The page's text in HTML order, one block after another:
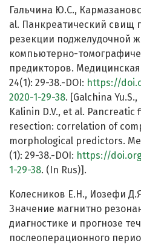
Гальчина Ю.С.,
al. Панкреатический свищ
резекции поджелудочной
компьютерно-
предикторов.
24(1): 29-38.-DOI: https://
2020-1-29-38. [Galchina
Kalinin D.V., et al.
resection: correlation of
morphological predictors.
(1): 29-38.-DOI: https://
1-29-38. (In Rus)].
Колесников Е.Н., Иозефи
Значение магнитно
диагностике и прогнозе
послеоперационного